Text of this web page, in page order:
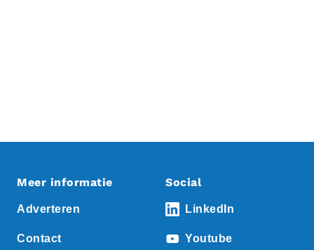
Meer informatie
Adverteren
Contact
Social
LinkedIn
Youtube